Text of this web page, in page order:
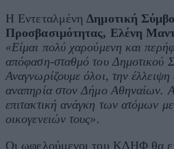
Η ΕντεταλμένηΔημοτική
Προσβασιμότητας, Ελένη
«Είμαι πολύ χαρούμενη και
απόφαση-σταθμό του Δημοτικού
Αναγνωρίζουμε όλοι, την
αναπηρία στον Δήμο Αθηναίων.
επιτακτική ανάγκη των ατόμων
οικογενειών τους».
Οι ωφελούμενοι του ΚΔΗΦ θα